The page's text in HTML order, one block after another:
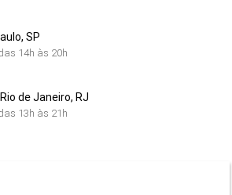
SP
14h às 20h
Rio de Janeiro, RJ
13h às 21h